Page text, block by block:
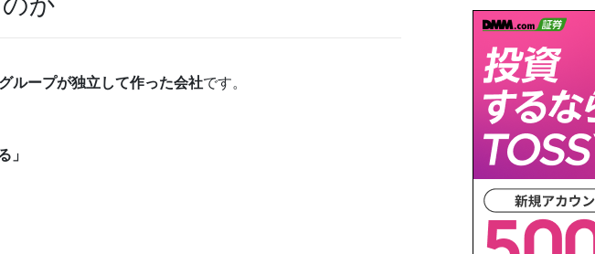
ループが独立して作った会社です。
」